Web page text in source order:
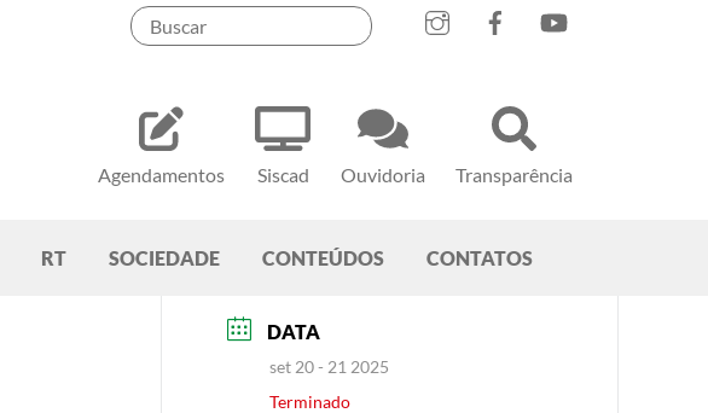
Agendamentos Siscad Ouvidoria Transparência
RT SOCIEDADE CONTEÚDOS CONTATOS
DATA
set 20 - 21 2025
Terminado